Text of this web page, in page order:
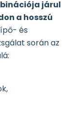
járul
a hosszú
és
során az